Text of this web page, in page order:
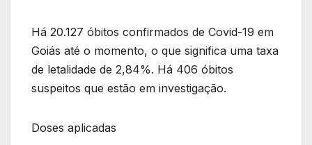
Há 20.127 óbitos confirmados de Covid-19 em
Goiás até o momento, o que significa uma taxa
de letalidade de 2,84%. Há 406 óbitos
suspeitos que estão em investigação.
Doses aplicadas